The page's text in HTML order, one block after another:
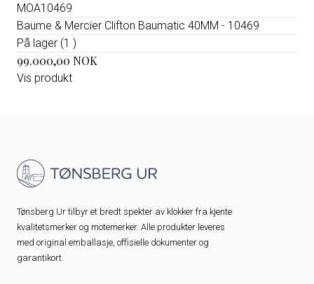
MOA10469
Baume & Mercier Clifton Baumatic 40MM - 10469
På lager (1 )
99.000,00 NOK
Vis produkt
Tønsberg Ur tilbyr et bredt spekter av klokker fra kjente
kvalitetsmerker og motemerker. Alle produkter leveres
med original emballasje, offisielle dokumenter og
garantikort.